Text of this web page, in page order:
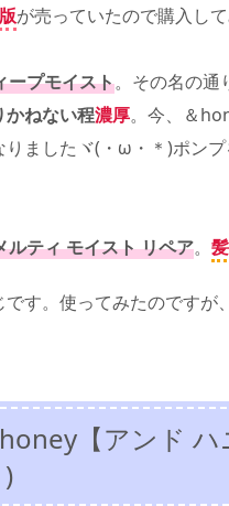
が売っていたので購入して
ープモイスト。その名の通
かねない程濃厚。今、＆
ましたヾ(・ω・＊)ポン
ルティ モイスト リペア。
す。使ってみたのです
【アンド